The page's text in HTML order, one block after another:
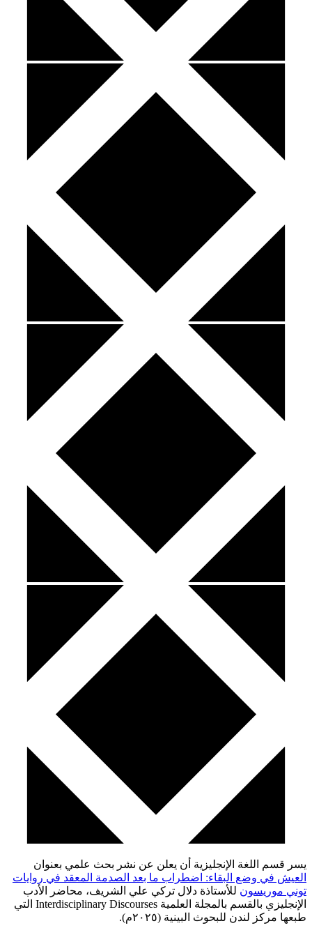
يسر قسم اللغة الإنجليزية أن يعلن عن نشر بحث علمي بعنوان
العيش في وضع البقاء: اضطراب ما بعد الصدمة المعقد في روايات
توني موريسون للأستاذة دلال تركي علي الشريف، محاضر الأدب
الإنجليزي بالقسم بالمجلة العلمية Interdisciplinary Discourses التي
طبعها مركز لندن للبحوث البينية (٢٠٢٥م).